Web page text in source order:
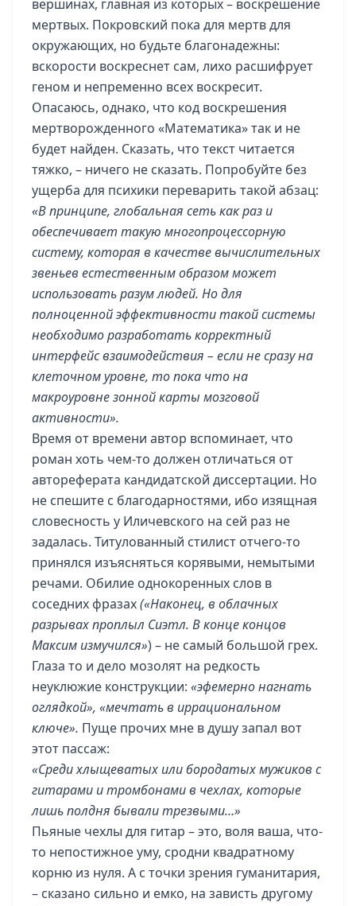
вершинах, главная из которых – воскрешение
мертвых. Покровский пока для мертв для
окружающих, но будьте благонадежны:
вскорости воскреснет сам, лихо расшифрует
геном и непременно всех воскресит.
Опасаюсь, однако, что код воскрешения
мертворожденного «Математика» так и не
будет найден. Сказать, что текст читается
тяжко, – ничего не сказать. Попробуйте без
ущерба для психики переварить такой абзац:
«В принципе, глобальная сеть как раз и
обеспечивает такую многопроцессорную
систему, которая в качестве вычислительных
звеньев естественным образом может
использовать разум людей. Но для
полноценной эффективности такой системы
необходимо разработать корректный
интерфейс взаимодействия – если не сразу на
клеточном уровне, то пока что на
макроуровне зонной карты мозговой
активности».
Время от времени автор вспоминает, что
роман хоть чем-то должен отличаться от
автореферата кандидатской диссертации. Но
не спешите с благодарностями, ибо изящная
словесность у Иличевского на сей раз не
задалась. Титулованный стилист отчего-то
принялся изъясняться корявыми, немытыми
речами. Обилие однокоренных слов в
соседних фразах(«Наконец, в облачных
разрывах проплыл Сиэтл. В конце концов
Максим измучился») – не самый большой грех.
Глаза то и дело мозолят на редкость
неуклюжие конструкции: «эфемерно нагнать
оглядкой», «мечтать в иррациональном
ключе». Пуще прочих мне в душу запал вот
этот пассаж:
«Среди хлыщеватых или бородатых мужиков с
гитарами и тромбонами в чехлах, которые
лишь полдня бывали трезвыми…»
Пьяные чехлы для гитар – это, воля ваша, что-
то непостижное уму, сродни квадратному
корню из нуля. А с точки зрения гуманитария,
– сказано сильно и емко, на зависть другому